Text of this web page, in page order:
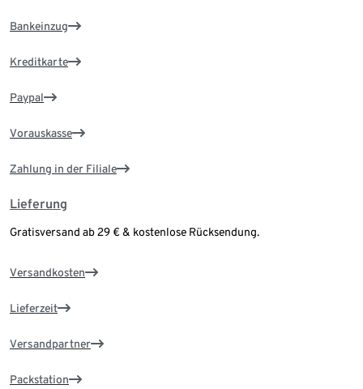
Bankeinzug
Kreditkarte
Paypal
Vorauskasse
Zahlung in der Filiale
Lieferung
Gratisversand ab 29 € & kostenlose Rücksendung.
Versandkosten
Lieferzeit
Versandpartner
Packstation